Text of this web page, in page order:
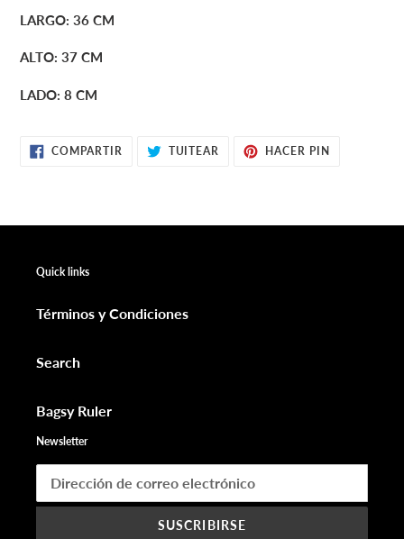
LARGO: 36 CM
ALTO: 37 CM
LADO: 8 CM
COMPARTIR COMPARTIR
EN
TUITEAR TUITEARHACER PINPINEAR
EN
Quick links
Términos y Condiciones
Search
Bagsy Ruler
Newsletter
SUSCRIBIRSE